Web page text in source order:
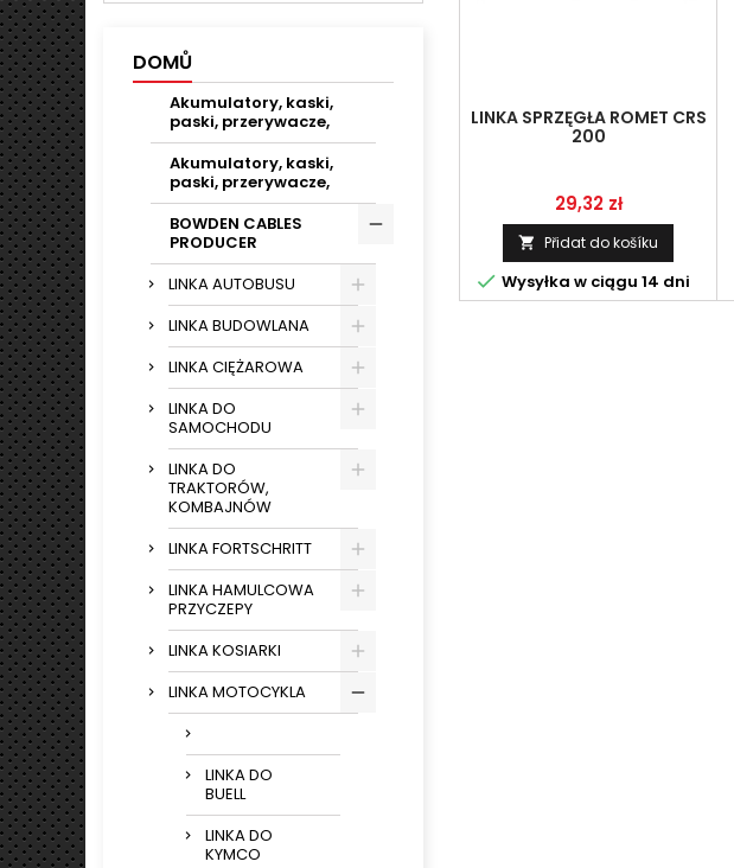
DOMŮ
Akumulatory, kaski,
paski, przerywacze,
Akumulatory, kaski,
paski, przerywacze,
BOWDEN CABLES
PRODUCER
LINKA AUTOBUSU
LINKA BUDOWLANA
LINKA CIĘŻAROWA
LINKA DO
SAMOCHODU
LINKA DO
TRAKTORÓW,
KOMBAJNÓW
LINKA FORTSCHRITT
LINKA HAMULCOWA
PRZYCZEPY
LINKA KOSIARKI
LINKA MOTOCYKLA
LINKA DO
BUELL
LINKA DO
KYMCO
LINKA SPRZĘGŁA ROMET CRS
200
Cena
29,32 zł
 Přidat do košíku
 Wysyłka w ciągu 14 dni